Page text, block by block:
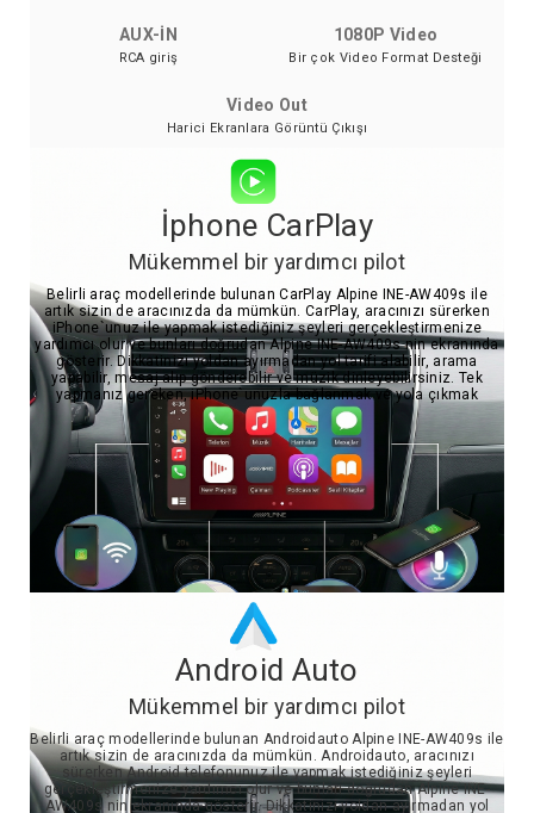
AUX-İN
RCA giriş
1080P Video
Bir çok Video Format Desteği
Video Out
Harici Ekranlara Görüntü Çıkışı
İphone CarPlay
Mükemmel bir yardımcı pilot
Belirli araç modellerinde bulunan CarPlay Alpine INE-AW409s ile
artık sizin de aracınızda da mümkün. CarPlay, aracınızı sürerken
iPhone`unuz ile yapmak istediğiniz şeyleri gerçekleştirmenize
yardımcı olur ve bunları doğrudan Alpine INE-AW409s nin ekranında
gösterir. Dikkatinizi yoldan ayırmadan yol tarifi alabilir, arama
yapabilir, mesaj alıp gönderebilir ve müzik dinleyebilirsiniz. Tek
yapmanız gereken, iPhone`unuzla bağlanmak ve yola çıkmak
Android Auto
Mükemmel bir yardımcı pilot
Belirli araç modellerinde bulunan Androidauto Alpine INE-AW409s ile
artık sizin de aracınızda da mümkün. Androidauto, aracınızı
sürerken Android telefonunuz ile yapmak istediğiniz şeyleri
gerçekleştirmenize yardımcı olur ve bunları doğrudan Alpine INE-
AW409s nin ekranında gösterir. Dikkatinizi yoldan ayırmadan yol